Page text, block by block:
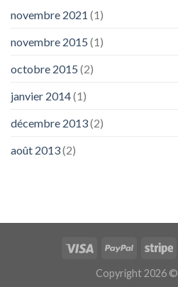
novembre 2021 (1)
novembre 2015 (1)
octobre 2015 (2)
janvier 2014(1)
décembre 2013(2)
août 2013(2)
Copyright 2026 ©